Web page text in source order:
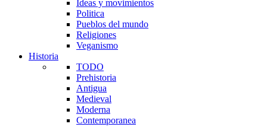
Ideas y movimientos
Politica
Pueblos del mundo
Religiones
Veganismo
Historia
TODO
Prehistoria
Antigua
Medieval
Moderna
Contemporanea